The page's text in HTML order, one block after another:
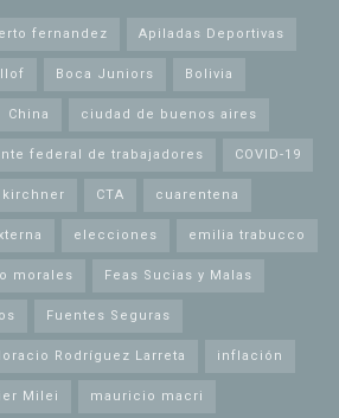
fernandez Apiladas Deportivas
Boca Juniors Bolivia
China ciudad de buenos aires
federal de trabajadores COVID-19
CTA cuarentena
elecciones emilia trabucco
morales Feas Sucias y Malas
Fuentes Seguras
Rodríguez Larreta inflación
Milei mauricio macri